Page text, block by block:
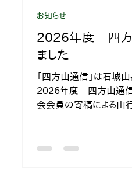
2026年度 四方
ました
「四方山通信」は石城
2026年度 四方山通信5
会会員の寄稿による山
す。
お知らせ